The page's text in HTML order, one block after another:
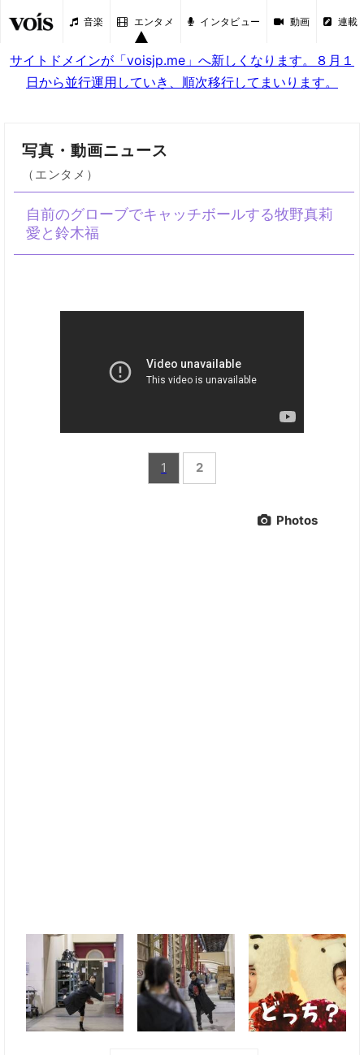
音楽 エンタメ インタビュー 動画 連載
サイトドメインが「voisjp.me」へ新しくなります。８月１
日から並行運用していき、順次移行してまいります。
写真・動画ニュース
（エンタメ）
自前のグローブでキャッチボールする牧野真莉
愛と鈴木福
1 2
Photos